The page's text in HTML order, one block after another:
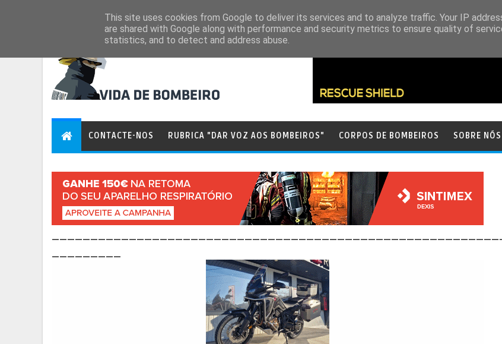
CONTACTE-NOS RUBRICA "DAR VOZ AOS BOMBEIROS" CORPOS DE BOMBEIROS SOBRE NÓS
This site uses cookies from Google to deliver its services and to analyze traffic. Your IP
are shared with Google along with performance and security metrics to ensure quality of
statistics, and to detect and address abuse.